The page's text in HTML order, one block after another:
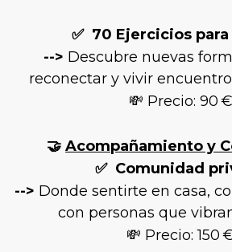
✅ 70 Ejercicios para
--> Descubre nuevas
reconectar y vivir
💸 Precio: 90 €
🤝 Acompañamiento y
✅ Comunidad
--> Donde sentirte en casa,
con personas que
💸 Precio: 150